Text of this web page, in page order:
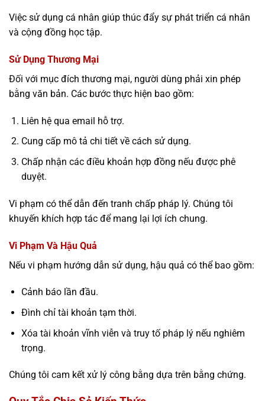
Việc sử dụng cá nhân giúp thúc đẩy sự phát triển cá nhân
và cộng đồng học tập.
Sử Dụng Thương Mại
Đối với mục đích thương mại, người dùng phải xin phép
bằng văn bản. Các bước thực hiện bao gồm:
Liên hệ qua email hỗ trợ.
Cung cấp mô tả chi tiết về cách sử dụng.
Chấp nhận các điều khoản hợp đồng nếu được phê
duyệt.
Vi phạm có thể dẫn đến tranh chấp pháp lý. Chúng tôi
khuyến khích hợp tác để mang lại lợi ích chung.
Vi Phạm Và Hậu Quả
Nếu vi phạm hướng dẫn sử dụng, hậu quả có thể bao gồm:
Cảnh báo lần đầu.
Đình chỉ tài khoản tạm thời.
Xóa tài khoản vĩnh viễn và truy tố pháp lý nếu nghiêm
trọng.
Chúng tôi cam kết xử lý công bằng dựa trên bằng chứng.